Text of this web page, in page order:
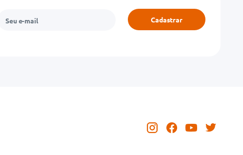
Cadastrar